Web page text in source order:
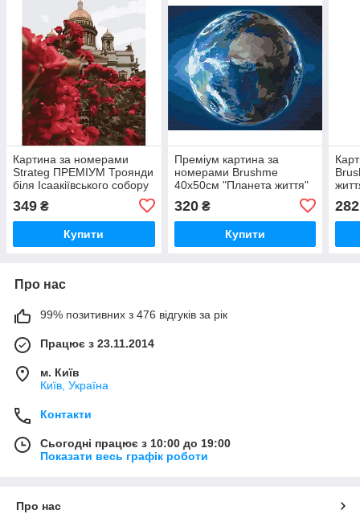
Картина за номерами
Strateg ПРЕМІУМ Троянди
біля Ісаакіївського собору
з лаком розміром 40х50
см (GS1241)
349 ₴
Купити
Преміум картина за
номерами Brushme
40x50см "Планета життя"
320₴
Купити
282
Про нас
99% позитивних з 476 відгуків за рік
Працює з 23.11.2014
м. Київ
Київ, Україна
Контакти
Сьогодні працює з 10:00 до 19:00
Показати весь графік роботи
Про нас